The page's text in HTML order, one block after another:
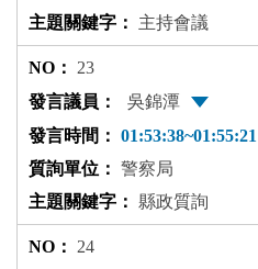
主持會議
23
吳錦潭
01:53:38~01:55:21
警察局
縣政質詢
24